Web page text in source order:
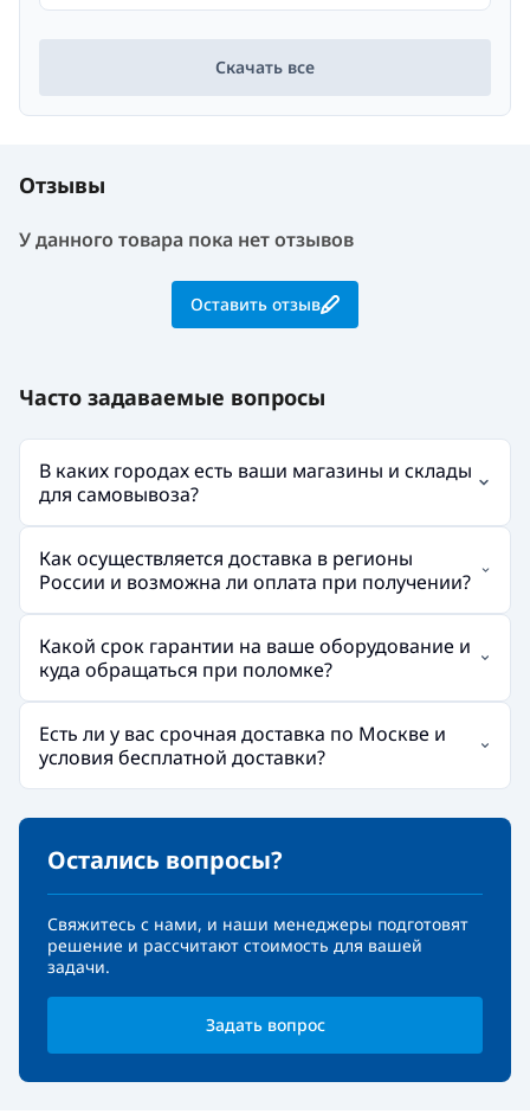
Скачать все
Отзывы
У данного товара пока нет отзывов
Оставить отзыв
Часто задаваемые вопросы
В каких городах есть ваши магазины и склады
для самовывоза?
Как осуществляется доставка в регионы
России и возможна ли оплата при получении?
Какой срок гарантии на ваше оборудование и
куда обращаться при поломке?
Есть ли у вас срочная доставка по Москве и
условия бесплатной доставки?
Остались вопросы?
Свяжитесь с нами, и наши менеджеры подготовят
решение и рассчитают стоимость для вашей
задачи.
Задать вопрос